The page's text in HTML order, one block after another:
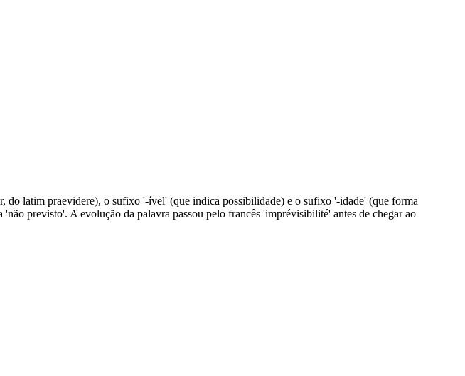
latim praevidere), o sufixo '-ível' (que indica possibilidade) e o sufixo '-idade' (que forma
previsto'. A evolução da palavra passou pelo francês 'imprévisibilité' antes de chegar ao